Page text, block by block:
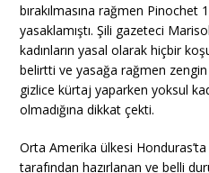
bırakılmasına rağmen Pinochet
yasaklamıştı. Şili gazeteci
kadınların yasal olarak hiçbir
belirtti ve yasağa rağmen zengin
gizlice kürtaj yaparken yoksul
olmadığına dikkat çekti.
Orta Amerika ülkesi
tarafından hazırlanan ve belli